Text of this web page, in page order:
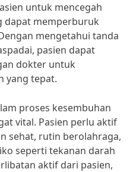
untuk mencegah
dapat memperburuk
mengetahui tanda
pasien dapat
dokter untuk
yang tepat.
proses kesembuhan
vital. Pasien perlu aktif
sehat, rutin berolahraga,
seperti tekanan darah
aktif dari pasien,